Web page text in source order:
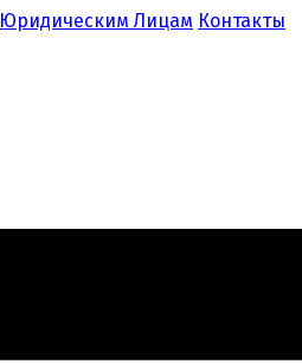
Юридическим Лицам Контакты